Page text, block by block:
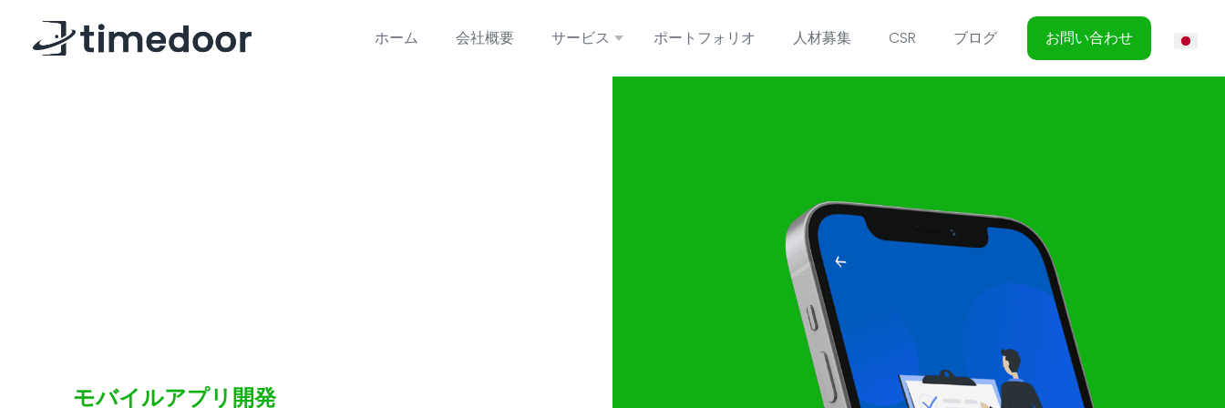
ホーム 会社概要 サービス ポートフォリオ 人材募集 CSR ブログ お問い合わせ
モバイルアプリ開発